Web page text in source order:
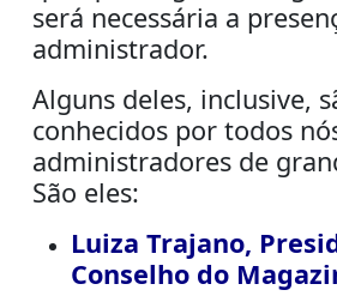
será necessária a
administrador.
Alguns deles, inclusive,
conhecidos por todos
administradores de
São eles:
Luiza Trajano,
Conselho do